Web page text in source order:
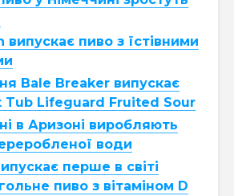
випускає пиво з їстівними
Bale Breaker випускає
Tub Lifeguard Fruited Sour
в Аризоні виробляють
води
перше в світі
пиво з вітаміном D